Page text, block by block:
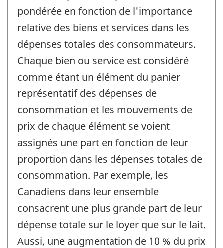
pondérée en fonction de l'importance
relative des biens et services dans les
dépenses totales des consommateurs.
Chaque bien ou service est considéré
comme étant un élément du panier
représentatif des dépenses de
consommation et les mouvements de
prix de chaque élément se voient
assignés une part en fonction de leur
proportion dans les dépenses totales de
consommation. Par exemple, les
Canadiens dans leur ensemble
consacrent une plus grande part de leur
dépense totale sur le loyer que sur le lait.
Aussi, une augmentation de 10 % du prix